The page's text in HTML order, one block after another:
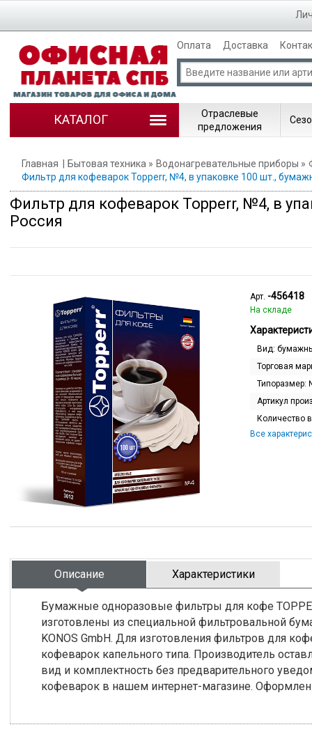
Оплата Доставка
КАТАЛОГ
Отраслевые
предложения
Главная Бытовая техника Водонагревательные приборы
Фильтр для кофеварок Topperr, №4, в упаковке 100 шт.,
Фильтр для кофеварок Topperr, №4, в
Россия
Арт. -456418
На складе
Вид:
Торговая
Типоразмер:
Артикул
Количество
Все
Описание Характеристики
Бумажные одноразовые фильтры для кофе
изготовлены из специальной фильтровальной
KONOS GmbH. Для изготовления фильтров для
кофеварок капельного типа. Производитель
вид и комплектность без предварительного
кофеварок в нашем интернет-магазине.